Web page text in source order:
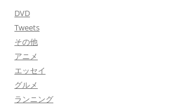
DVD
Tweets
その他
アニメ
エッセイ
グルメ
ランニング